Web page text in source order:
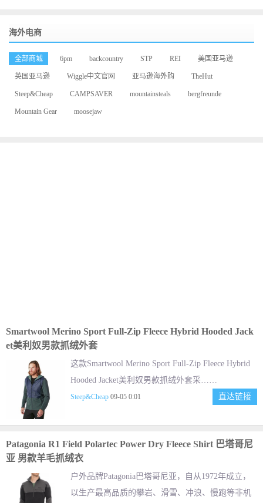
海外电商
全部商城 6pm backcountry STP REI 美国亚马逊
英国亚马逊 Wiggle中文官网 亚马逊海外购 TheHut
Steep&Cheap CAMPSAVER mountainsteals bergfreunde
Mountain Gear moosejaw
Smartwool Merino Sport Full-Zip Fleece Hybrid Hooded Jack
et美利奴男款抓绒外套
这款Smartwool Merino Sport Full-Zip Fleece Hybrid
Hooded Jacket美利奴男款抓绒外套采……
Steep&Cheap 09-05 0:01 直达链接
Patagonia R1 Field Polartec Power Dry Fleece Shirt 巴塔哥尼
亚 男款羊毛抓绒衣
户外品牌Patagonia巴塔哥尼亚，自从1972年成立，
以生产最高品质的攀岩、滑雪、冲浪、慢跑等非机